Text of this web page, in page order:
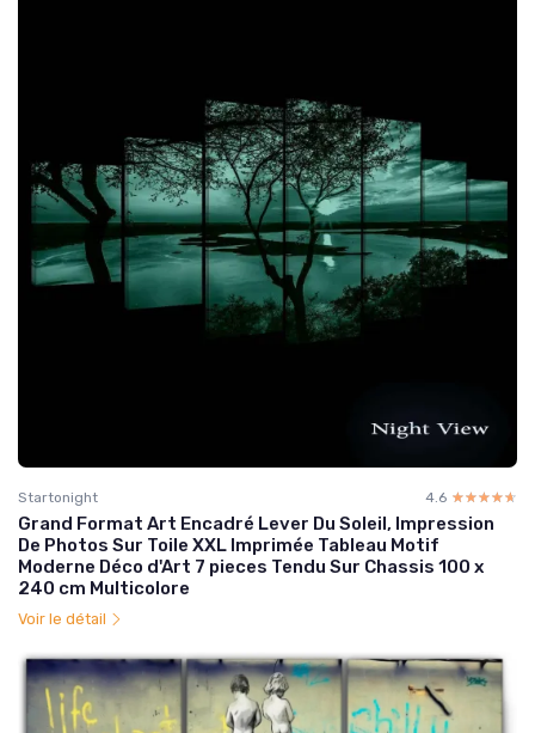
Startonight 4.6 ☆☆☆☆☆
★★★★★
Grand Format Art Encadré Lever Du Soleil, Impression
De Photos Sur Toile XXL Imprimée Tableau Motif
Moderne Déco d'Art 7 pieces Tendu Sur Chassis 100 x
240 cm Multicolore
Voir le détail